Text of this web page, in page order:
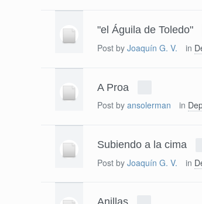
"el Águila de Toledo"
Post by Joaquín G. V. in
A Proa
Post by ansolerman in
Subiendo a la cima
Post by Joaquín G. V. in
Anillas